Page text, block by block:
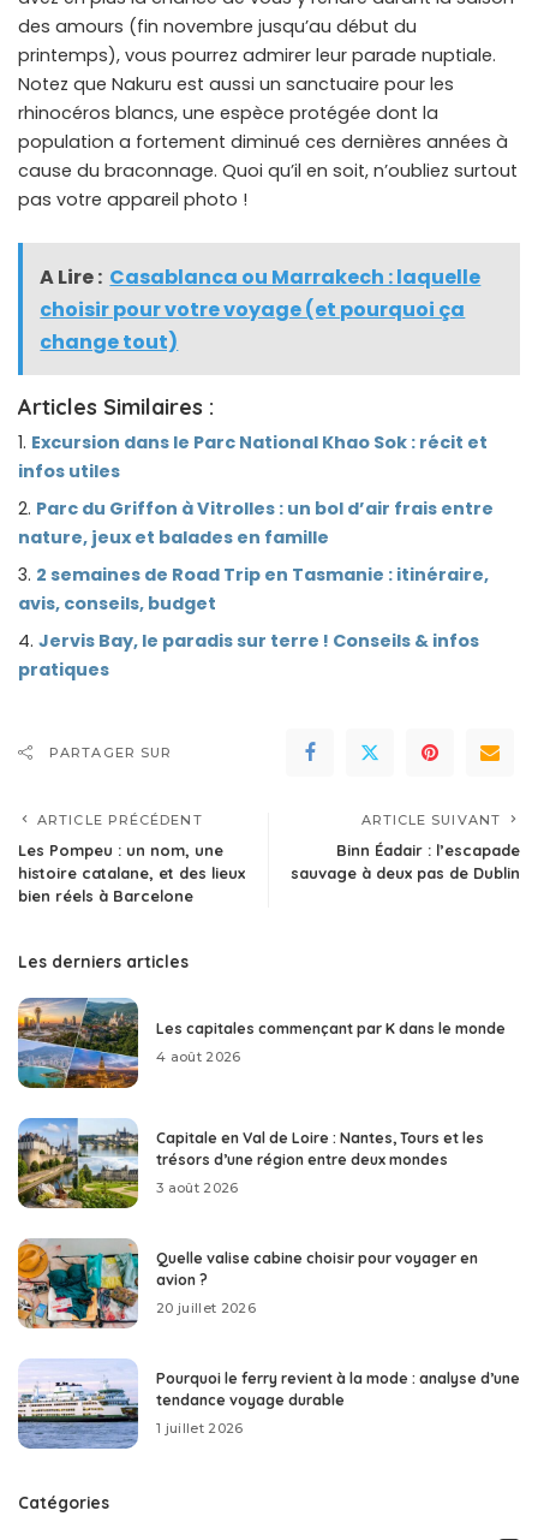
des amours (fin novembre jusqu’au début du
printemps), vous pourrez admirer leur parade nuptiale.
Notez que Nakuru est aussi un sanctuaire pour les
rhinocéros blancs, une espèce protégée dont la
population a fortement diminué ces dernières années à
cause du braconnage. Quoi qu’il en soit, n’oubliez surtout
pas votre appareil photo !
A Lire : Casablanca ou Marrakech : laquelle
choisir pour votre voyage (et pourquoi ça
change tout)
Articles Similaires :
Excursion dans le Parc National Khao Sok : récit et
infos utiles
Parc du Griffon à Vitrolles : un bol d’air frais entre
nature, jeux et balades en famille
2 semaines de Road Trip en Tasmanie : itinéraire,
avis, conseils, budget
Jervis Bay, le paradis sur terre ! Conseils & infos
pratiques
PARTAGER SUR
ARTICLE PRÉCÉDENT
Les Pompeu : un nom, une
histoire catalane, et des lieux
bien réels à Barcelone
ARTICLE SUIVANT
Binn Éadair : l’escapade
sauvage à deux pas de Dublin
Les derniers articles
Les capitales commençant par K dans le monde
4 août 2026
Capitale en Val de Loire : Nantes, Tours et les
trésors d’une région entre deux mondes
3 août 2026
Quelle valise cabine choisir pour voyager en
avion ?
20 juillet 2026
Pourquoi le ferry revient à la mode : analyse d’une
tendance voyage durable
1 juillet 2026
Catégories